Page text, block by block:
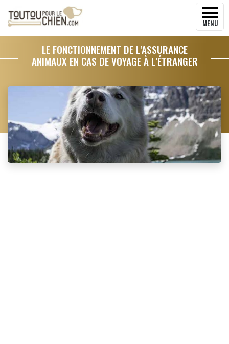
MENU
LE FONCTIONNEMENT DE L’ASSURANCE
ANIMAUX EN CAS DE VOYAGE À L’ÉTRANGER